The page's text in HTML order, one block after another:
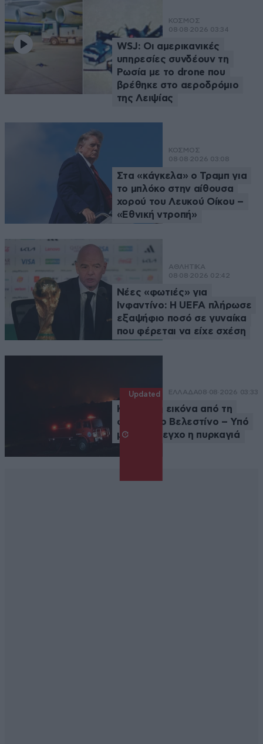
ΚΟΣΜΟΣ
08·08·2026 03:34
WSJ: Οι αμερικανικές
υπηρεσίες συνδέουν τη
Ρωσία με το drone που
βρέθηκε στο αεροδρόμιο
της Λειψίας
ΚΟΣΜΟΣ
08·08·2026 03:08
Στα «κάγκελα» ο Τραμπ για
το μπλόκο στην αίθουσα
χορού του Λευκού Οίκου –
«Εθνική ντροπή»
ΑΘΛΗΤΙΚΑ
08·08·2026 02:42
Νέες «φωτιές» για
Ινφαντίνο: Η UEFA πλήρωσε
εξαψήφιο ποσό σε γυναίκα
που φέρεται να είχε σχέση
Updated ΕΛΛΑΔΑ08·08·2026 03:33
Καλύτερη εικόνα από τη
φωτιά στο Βελεστίνο – Υπό
μερικό έλεγχο η πυρκαγιά